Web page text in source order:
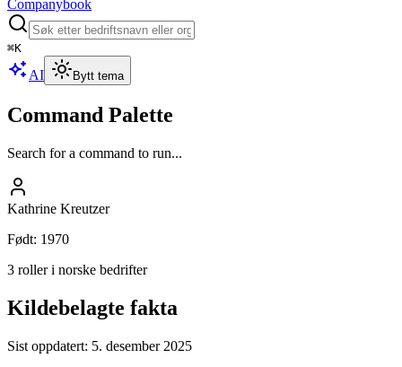
Companybook
⌘K
AI Bytt tema
Command Palette
Search for a command to run...
Kathrine Kreutzer
Født: 1970
3 roller i norske bedrifter
Kildebelagte fakta
Sist oppdatert: 5. desember 2025